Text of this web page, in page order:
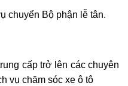
chuyển Bộ phận lễ tân.
cấp trở lên các chuyên
vụ chăm sóc xe ô tô